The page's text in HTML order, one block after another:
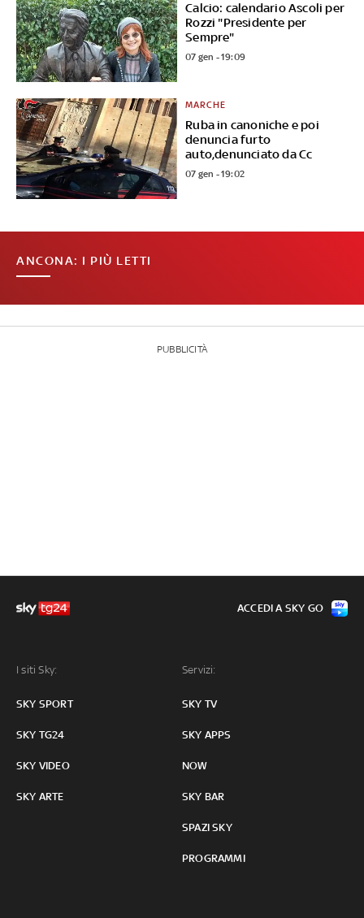
Calcio: calendario Ascoli per
Rozzi "Presidente per
Sempre"
07 gen - 19:09
Ruba in canoniche e poi
denuncia furto
auto,denunciato da Cc
MARCHE
07 gen - 19:02
ANCONA: I PIÙ LETTI
PUBBLICITÀ
I siti Sky:
SKY SPORT
SKY TG24
SKY VIDEO
SKY ARTE
Servizi:
SKY TV
SKY APPS
NOW
SKY BAR
SPAZI SKY
PROGRAMMI
ACCEDI A SKY GO